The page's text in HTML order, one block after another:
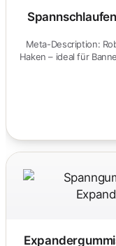
Meta-Description:
Haken – ideal für